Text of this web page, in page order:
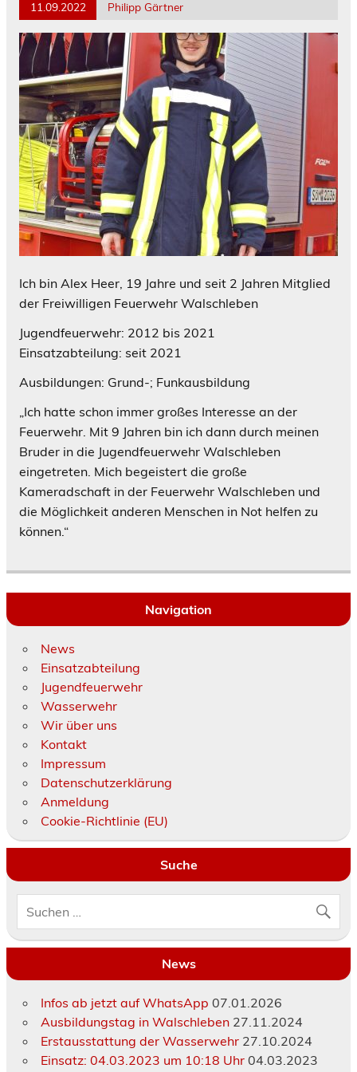
11.09.2022 Philipp Gärtner
Ich bin Alex Heer, 19 Jahre und seit 2 Jahren Mitglied
der Freiwilligen Feuerwehr Walschleben
Jugendfeuerwehr: 2012 bis 2021
Einsatzabteilung: seit 2021
Ausbildungen: Grund-; Funkausbildung
„Ich hatte schon immer großes Interesse an der
Feuerwehr. Mit 9 Jahren bin ich dann durch meinen
Bruder in die Jugendfeuerwehr Walschleben
eingetreten. Mich begeistert die große
Kameradschaft in der Feuerwehr Walschleben und
die Möglichkeit anderen Menschen in Not helfen zu
können.“
Navigation
News
Einsatzabteilung
Jugendfeuerwehr
Wasserwehr
Wir über uns
Kontakt
Impressum
Datenschutzerklärung
Anmeldung
Cookie-Richtlinie (EU)
Suche
News
Infos ab jetzt auf WhatsApp 07.01.2026
Ausbildungstag in Walschleben 27.11.2024
Erstausstattung der Wasserwehr 27.10.2024
Einsatz: 04.03.2023 um 10:18 Uhr 04.03.2023